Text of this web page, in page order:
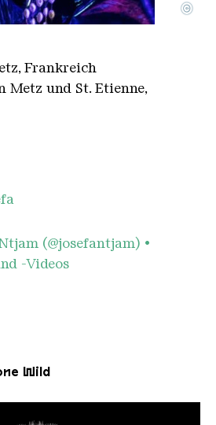
3 2
©
Frankreich
Metz und St. Etienne,
(@josefantjam) •
-Videos
Wild